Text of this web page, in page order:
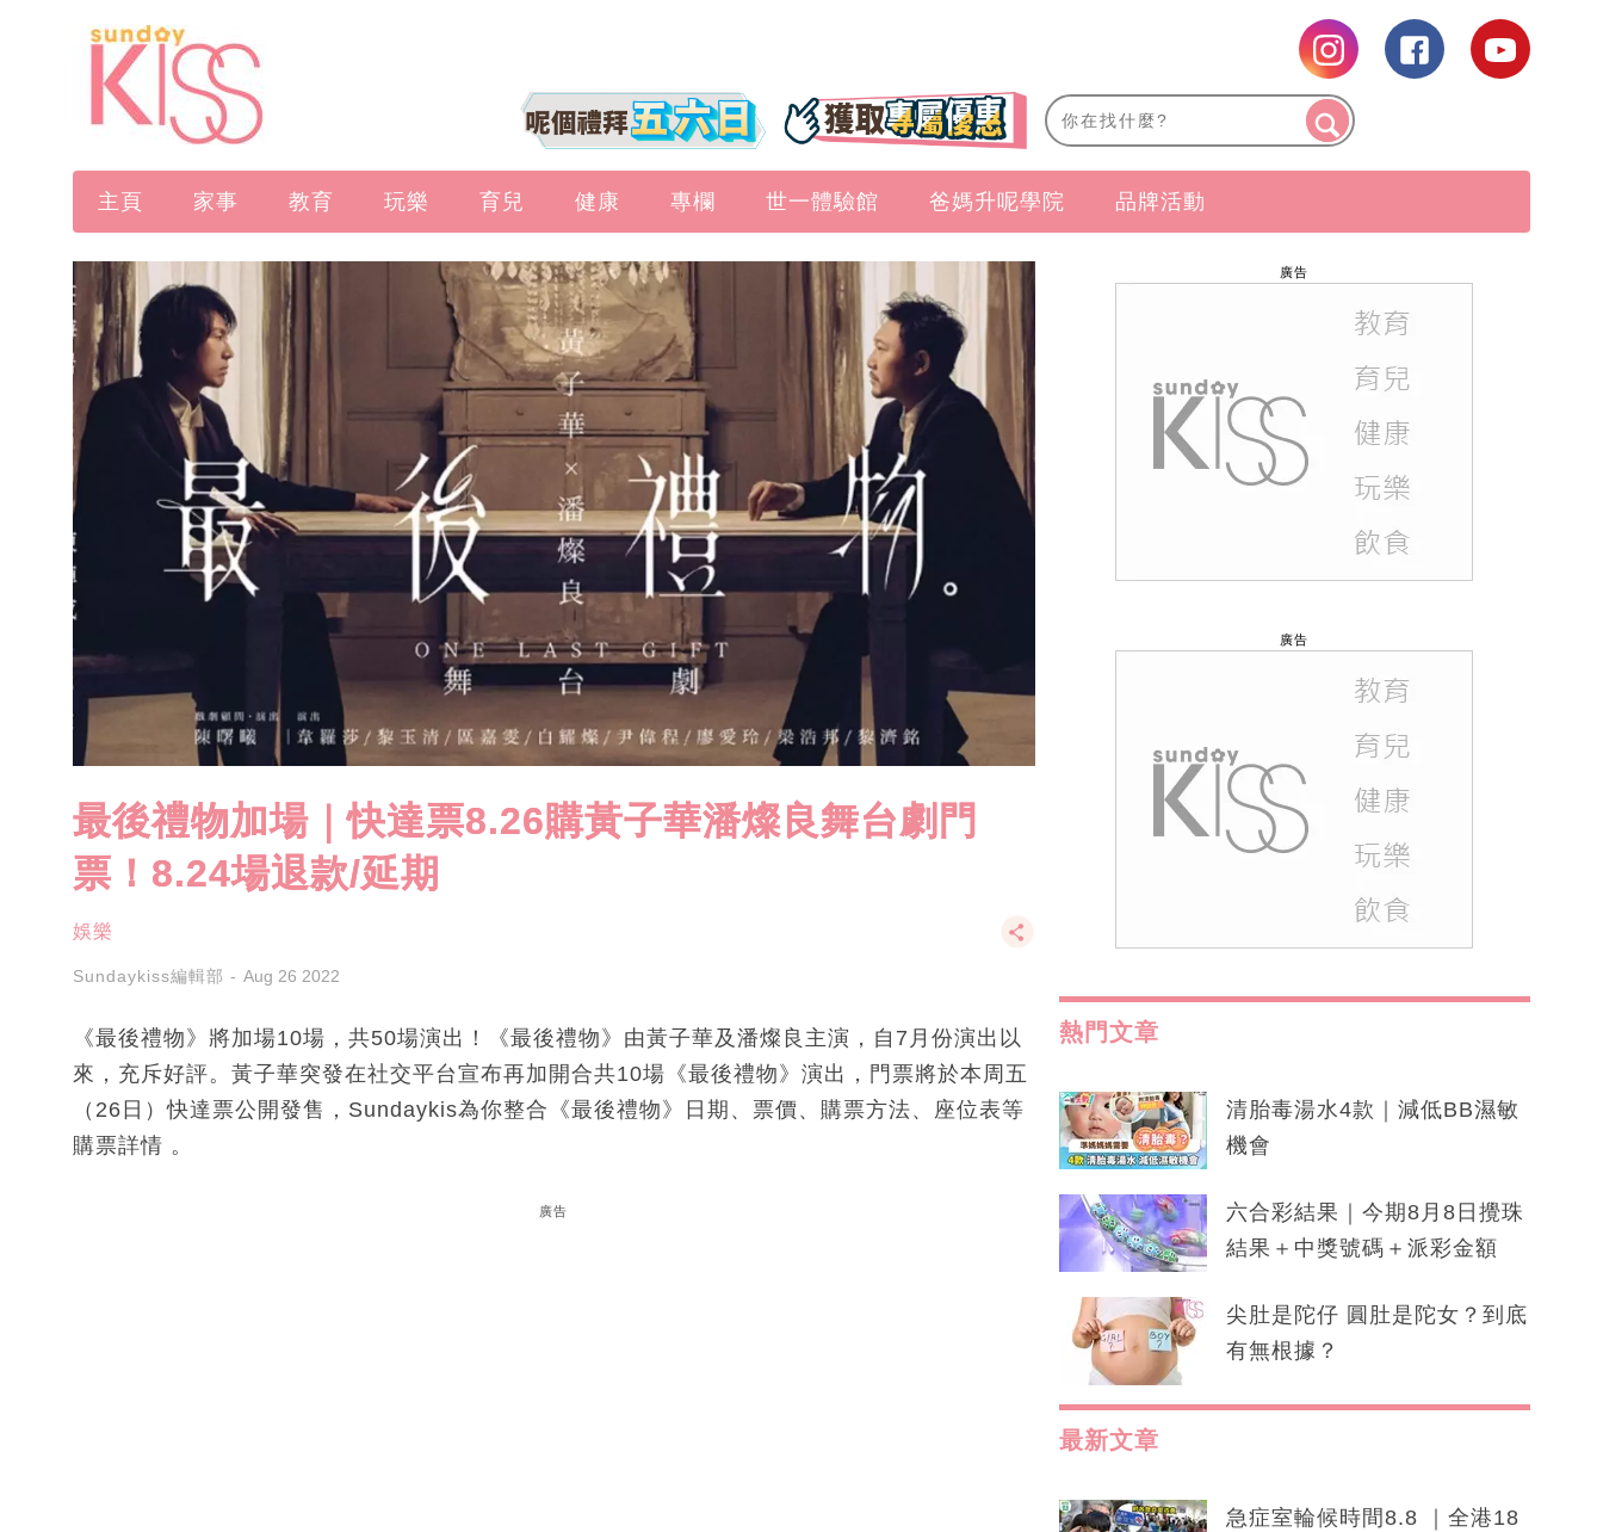
主頁 家事 教育 玩樂 育兒 健康 專欄 世一體驗館 爸媽升呢學院 品牌活動
最後禮物加場｜快達票8.26購黃子華潘燦良舞台劇門
票！8.24場退款/延期
娛樂
Sundaykiss編輯部 Aug 26 2022
《最後禮物》將加場10場，共50場演出！《最後禮物》由黃子華及潘燦良主演，自7月份演出以
來，充斥好評。黃子華突發在社交平台宣布再加開合共10場《最後禮物》演出，門票將於本周五
（26日）快達票公開發售，Sundaykis為你整合《最後禮物》日期、票價、購票方法、座位表等
購票詳情 。
廣告
廣告
廣告
熱門文章
清胎毒湯水4款｜減低BB濕敏
機會
六合彩結果｜今期8月8日攪珠
結果＋中獎號碼＋派彩金額
尖肚是陀仔 圓肚是陀女？到底
有無根據？
最新文章
急症室輪候時間8.8 ｜全港18